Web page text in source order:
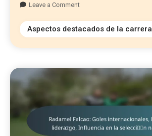
Leave a Comment
Aspectos destacados de la carrera